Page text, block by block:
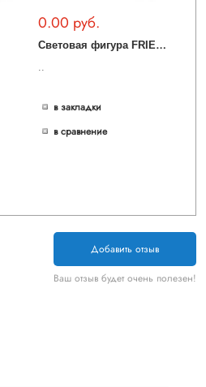
0.00 руб.
С
ветовая фигура FRIENDS 991-26
..
в закладки
в сравнение
Добавить отзыв
Ваш отзыв будет очень полезен!